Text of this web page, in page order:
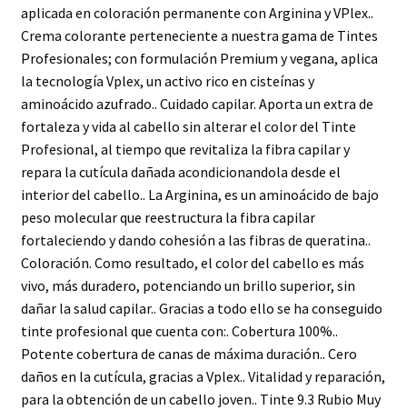
aplicada en coloración permanente con Arginina y VPlex..
Crema colorante perteneciente a nuestra gama de Tintes
Profesionales; con formulación Premium y vegana, aplica
la tecnología Vplex, un activo rico en cisteínas y
aminoácido azufrado.. Cuidado capilar. Aporta un extra de
fortaleza y vida al cabello sin alterar el color del Tinte
Profesional, al tiempo que revitaliza la fibra capilar y
repara la cutícula dañada acondicionandola desde el
interior del cabello.. La Arginina, es un aminoácido de bajo
peso molecular que reestructura la fibra capilar
fortaleciendo y dando cohesión a las fibras de queratina..
Coloración. Como resultado, el color del cabello es más
vivo, más duradero, potenciando un brillo superior, sin
dañar la salud capilar.. Gracias a todo ello se ha conseguido
tinte profesional que cuenta con:. Cobertura 100%..
Potente cobertura de canas de máxima duración.. Cero
daños en la cutícula, gracias a Vplex.. Vitalidad y reparación,
para la obtención de un cabello joven.. Tinte 9.3 Rubio Muy